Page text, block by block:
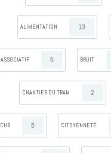
ALIMENTATION 13
ASSOCIATIF 5 BRUIT
CHANTIER DU TRAM 2
CHB 5 CITOYENNETÉ